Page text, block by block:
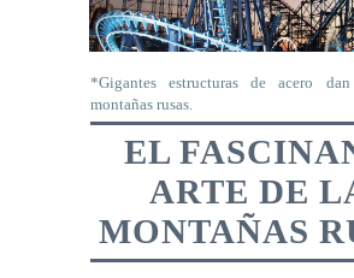
*Gigantes estructuras de acero
montañas rusas.
EL
ARTE DE
MONTAÑAS